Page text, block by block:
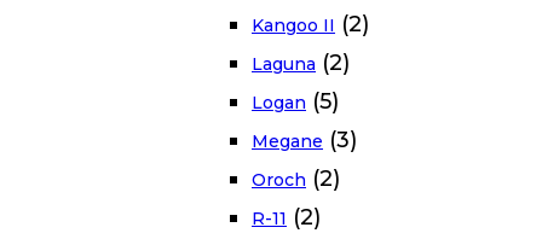
Kangoo II (2)
Laguna (2)
Logan (5)
Megane (3)
Oroch (2)
R-11 (2)